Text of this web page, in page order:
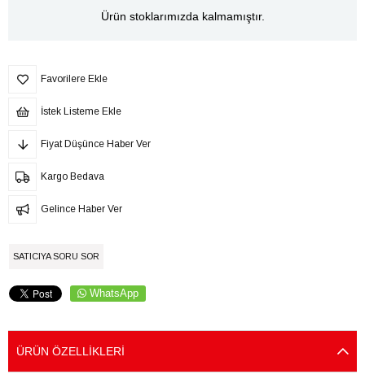
Ürün stoklarımızda kalmamıştır.
Favorilere Ekle
İstek Listeme Ekle
Fiyat Düşünce Haber Ver
Kargo Bedava
Gelince Haber Ver
SATICIYA SORU SOR
WhatsApp
ÜRÜN ÖZELLIKLERI